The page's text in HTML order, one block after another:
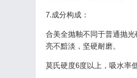
7.成分构成：
合美全抛釉不同于普通抛
亮不黯淡，坚硬耐磨。
莫氏硬度6度以上，吸水率